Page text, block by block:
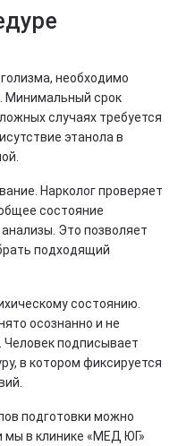
необходимо
Минимальный срок
случаях требуется
этанола в
Нарколог проверяет
состояние
Это позволяет
подходящий
состоянию.
осознанно и не
подписывает
в котором фиксируется
подготовки можно
мы в клинике «МЕД ЮГ»